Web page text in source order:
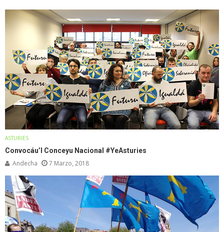
ASTURIES
Convocáu’l Conceyu Nacional #YeAsturies
Andecha 7 Marzo, 2018